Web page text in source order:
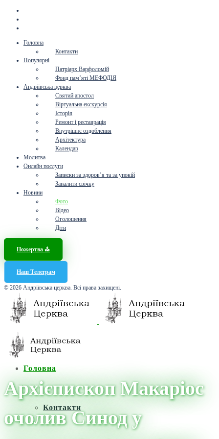
Головна
Контакти
Популярні
Патріарх Варфоломій
Фонд пам’яті МЕФОДІЯ
Андріївська церква
Святий апостол
Віртуальна екскурсія
Історія
Ремонт і реставрація
Внутрішнє оздоблення
Архітектура
Календар
Молитва
Онлайн послуги
Записки за здоров’я та за упокій
Запалити свічку
Новини
Фото
Відео
Оголошення
Діти
Пожертва ⛪️
Наш Телеграм
© 2026 Андріївська церква. Всі права захищені.
Головна
Контакти
Архієпископ Макаріос
очолив Синод у